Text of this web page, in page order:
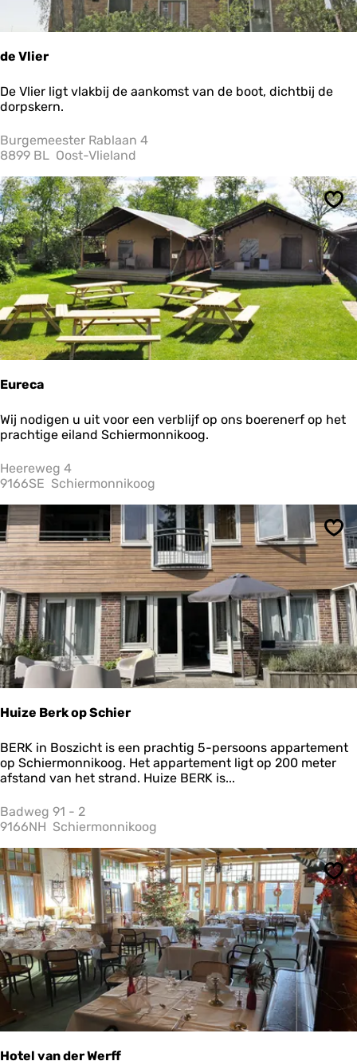
e
P
a
l
de Vlier
d
e
l
i
r
De Vlier ligt vlakbij de aankomst van de boot, dichtbij de
dorpskern.
Burgemeester Rablaan 4
8899 BL Oost-Vlieland
Eureca
E
u
e
c
Wij nodigen u uit voor een verblijf op ons boerenerf op het
prachtige eiland Schiermonnikoog.
Heereweg 4
9166SE Schiermonnikoog
Huize Berk op Schier
H
u
i
e
B
r
k
o
p
S
c
h
i
e
r
BERK in Boszicht is een prachtig 5-persoons appartement
op Schiermonnikoog. Het appartement ligt op 200 meter
afstand van het strand. Huize BERK is...
Badweg 91 - 2
9166NH Schiermonnikoog
Hotel van der Werff